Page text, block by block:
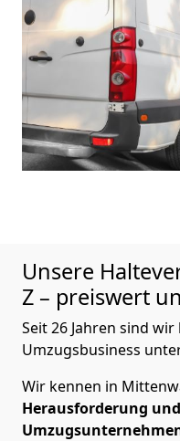
Unsere
Z – preiswert
Seit 26 Jahren sind
Umzugsbusiness
Wir kennen in
Herausforderung